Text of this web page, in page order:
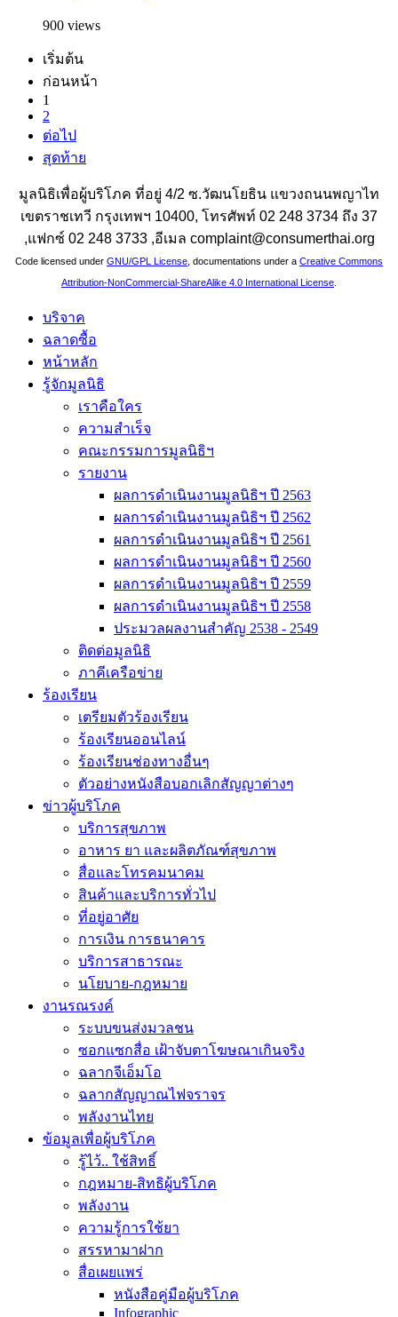
900 views
เริ่มต้น
ก่อนหน้า
1
2
ต่อไป
สุดท้าย
มูลนิธิเพื่อผู้บริโภค ที่อยู่ 4/2 ซ.วัฒนโยธิน แขวงถนนพญาไท
เขตราชเทวี กรุงเทพฯ 10400, โทรศัพท์ 02 248 3734 ถึง 37
,แฟกซ์ 02 248 3733 ,อีเมล complaint@consumerthai.org
Code licensed under GNU/GPL License , documentations under a Creative Commons
Attribution-NonCommercial-ShareAlike 4.0 International License
บริจาค
ฉลาดซื้อ
หน้าหลัก
รู้จักมูลนิธิ
เราคือใคร
ความสำเร็จ
คณะกรรมการมูลนิธิฯ
รายงาน
ผลการดำเนินงานมูลนิธิฯ ปี 2563
ผลการดำเนินงานมูลนิธิฯ ปี 2562
ผลการดำเนินงานมูลนิธิฯ ปี 2561
ผลการดำเนินงานมูลนิธิฯ ปี 2560
ผลการดำเนินงานมูลนิธิฯ ปี 2559
ผลการดำเนินงานมูลนิธิฯ ปี 2558
ประมวลผลงานสำคัญ 2538 - 2549
ติดต่อมูลนิธิ
ภาคีเครือข่าย
ร้องเรียน
เตรียมตัวร้องเรียน
ร้องเรียนออนไลน์
ร้องเรียนช่องทางอื่นๆ
ตัวอย่างหนังสือบอกเลิกสัญญาต่างๆ
ข่าวผู้บริโภค
บริการสุขภาพ
อาหาร ยา และผลิตภัณฑ์สุขภาพ
สื่อและโทรคมนาคม
สินค้าและบริการทั่วไป
ที่อยู่อาศัย
การเงิน การธนาคาร
บริการสาธารณะ
นโยบาย-กฎหมาย
งานรณรงค์
ระบบขนส่งมวลชน
ซอกแซกสื่อ เฝ้าจับตาโฆษณาเกินจริง
ฉลากจีเอ็มโอ
ฉลากสัญญาณไฟจราจร
พลังงานไทย
ข้อมูลเพื่อผู้บริโภค
รู้ไว้.. ใช้สิทธิ์
กฎหมาย-สิทธิผู้บริโภค
พลังงาน
ความรู้การใช้ยา
สรรหามาฝาก
สื่อเผยแพร่
หนังสือคู่มือผู้บริโภค
Infographic